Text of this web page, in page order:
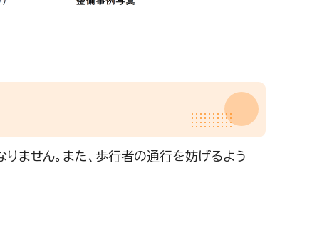
ません。また、歩行者の通行を妨げるよう